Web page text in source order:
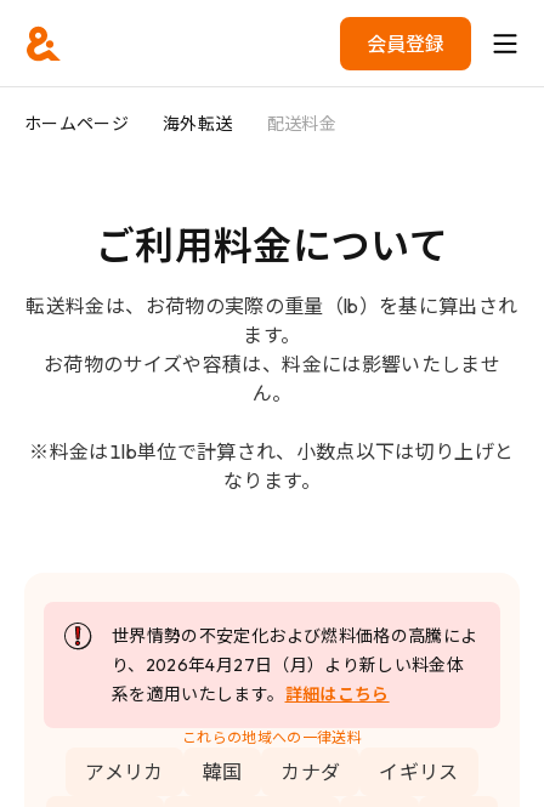
会員登録
ホームページ 海外転送 配送料金
ご利用料金について
転送料金は、お荷物の実際の重量（lb）を基に算出され
ます。
お荷物のサイズや容積は、料金には影響いたしませ
ん。
※料金は1lb単位で計算され、小数点以下は切り上げと
なります。
世界情勢の不安定化および燃料価格の高騰によ
り、2026年4月27日（月）より新しい料金体
系を適用いたします。 詳細はこちら
これらの地域への一律送料
アメリカ 韓国 カナダ
イギリス